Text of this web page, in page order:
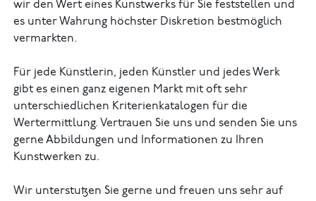
wir den Wert eines Kunstwerks für Sie feststellen und
es unter Wahrung höchster Diskretion bestmöglich
vermarkten.
Für jede Künstlerin, jeden Künstler und jedes Werk
gibt es einen ganz eigenen Markt mit oft sehr
unterschiedlichen Kriterienkatalogen für die
Wertermittlung. Vertrauen Sie uns und senden Sie uns
gerne Abbildungen und Informationen zu Ihren
Kunstwerken zu.
Wir unterstutzen Sie gerne und freuen uns sehr auf